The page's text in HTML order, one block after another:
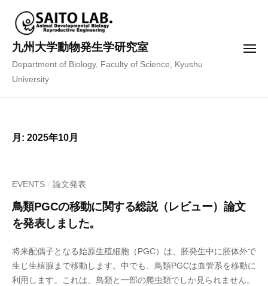
九州大学動物発生学研究室
Department of Biology, Faculty of Science, Kyushu
University
メ
月: 2025年10月
EVENTS / 論文発表
鳥類PGCの移動に関する総説（レビュー）論文
を発表しました。
0
月
y
n
将来配偶子となる始原生殖細胞（PGC）は、胚発生中に胚体外で
生じ生殖腺まで移動します。中でも、鳥類PGCは血管系を移動に
利用します。これは、鳥類と一部の爬虫類でしか見られません。